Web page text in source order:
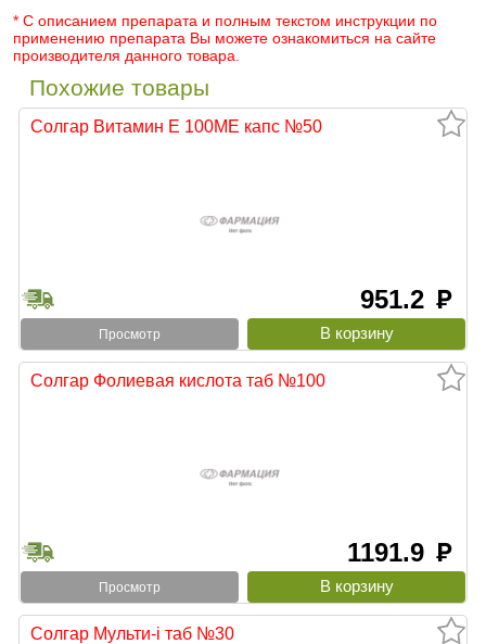
* С описанием препарата и полным текстом инструкции по
применению препарата Вы можете ознакомиться на сайте
производителя данного товара.
Похожие товары
Солгар Витамин Е 100МЕ капс №50
951.2 руб
Просмотр
Солгар Фолиевая кислота таб №100
1191.9 руб
Просмотр
Солгар Мульти-i таб №30